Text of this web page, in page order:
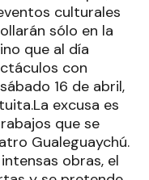
culturales
sólo en la
que al día
con
16 de abril,
excusa es
que se
Gualeguaychú.
obras, el